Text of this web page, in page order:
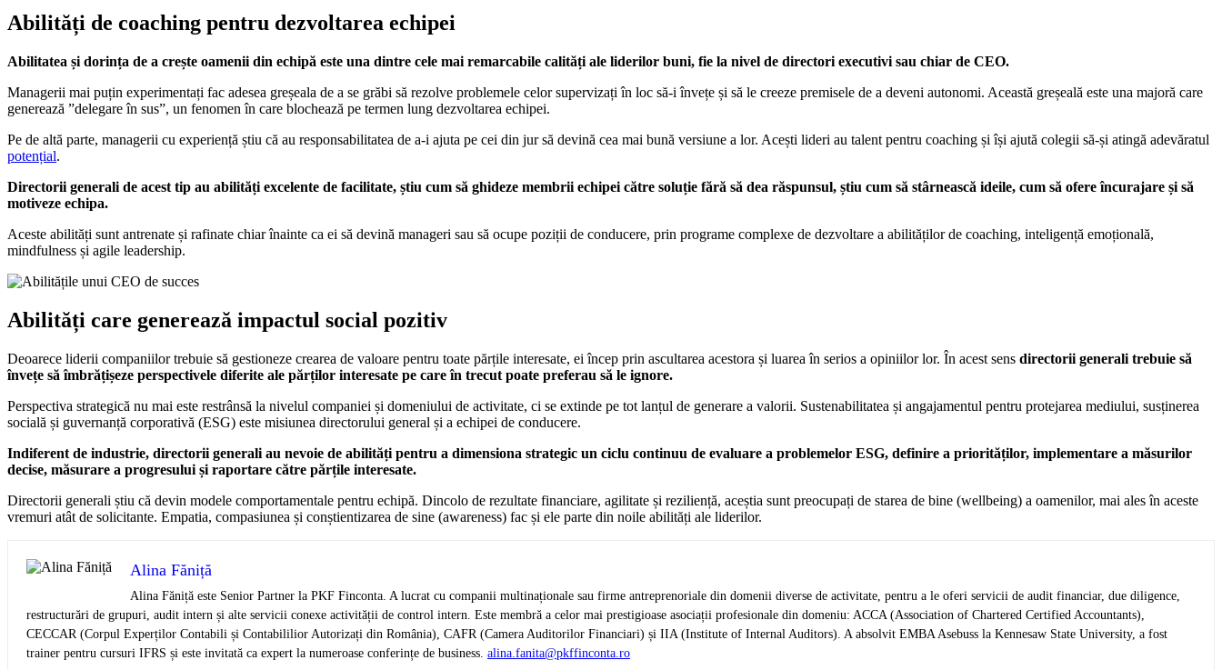
Abilități de coaching pentru dezvoltarea echipei
Abilitatea și dorința de a crește oamenii din echipă este una dintre cele mai remarcabile calități ale liderilor buni, fie la nivel de directori executivi sau chiar de CEO.
Managerii mai puțin experimentați fac adesea greșeala de a se grăbi să rezolve problemele celor supervizați în loc să-i învețe și să le creeze premisele de a deveni autonomi. Această greșeală este una majoră care
generează ”delegare în sus”, un fenomen în care blochează pe termen lung dezvoltarea echipei.
Pe de altă parte, managerii cu experiență știu că au responsabilitatea de a-i ajuta pe cei din jur să devină cea mai bună versiune a lor. Acești lideri au talent pentru coaching și își ajută colegii să-și atingă adevăratul
potențial.
Directorii generali de acest tip au abilități excelente de facilitate, știu cum să ghideze membrii echipei către soluție fără să dea răspunsul, știu cum să stârnească ideile, cum să ofere încurajare și să
motiveze echipa.
Aceste abilități sunt antrenate și rafinate chiar înainte ca ei să devină manageri sau să ocupe poziții de conducere, prin programe complexe de dezvoltare a abilităților de coaching, inteligență emoțională,
mindfulness și agile leadership.
Abilități care generează impactul social pozitiv
Deoarece liderii companiilor trebuie să gestioneze crearea de valoare pentru toate părțile interesate, ei încep prin ascultarea acestora și luarea în serios a opiniilor lor. În acest sens directorii generali trebuie să
învețe să îmbrățișeze perspectivele diferite ale părților interesate pe care în trecut poate preferau să le ignore.
Perspectiva strategică nu mai este restrânsă la nivelul companiei și domeniului de activitate, ci se extinde pe tot lanțul de generare a valorii. Sustenabilitatea și angajamentul pentru protejarea mediului, susținerea
socială și guvernanță corporativă (ESG) este misiunea directorului general și a echipei de conducere.
Indiferent de industrie, directorii generali au nevoie de abilități pentru a dimensiona strategic un ciclu continuu de evaluare a problemelor ESG, definire a priorităților, implementare a măsurilor
decise, măsurare a progresului și raportare către părțile interesate.
Directorii generali știu că devin modele comportamentale pentru echipă. Dincolo de rezultate financiare, agilitate și reziliență, aceștia sunt preocupați de starea de bine (wellbeing) a oamenilor, mai ales în aceste
vremuri atât de solicitante. Empatia, compasiunea și conștientizarea de sine (awareness) fac și ele parte din noile abilități ale liderilor.
Alina Făniță
Alina Făniță este Senior Partner la PKF Finconta. A lucrat cu companii multinaționale sau firme antreprenoriale din domenii diverse de activitate, pentru a le oferi servicii de audit financiar, due diligence,
restructurări de grupuri, audit intern și alte servicii conexe activității de control intern. Este membră a celor mai prestigioase asociații profesionale din domeniu: ACCA (Association of Chartered Certified Accountants),
CECCAR (Corpul Experților Contabili și Contabililior Autorizați din România), CAFR (Camera Auditorilor Financiari) și IIA (Institute of Internal Auditors). A absolvit EMBA Asebuss la Kennesaw State University, a fost
trainer pentru cursuri IFRS și este invitată ca expert la numeroase conferințe de business. alina.fanita@pkffinconta.ro